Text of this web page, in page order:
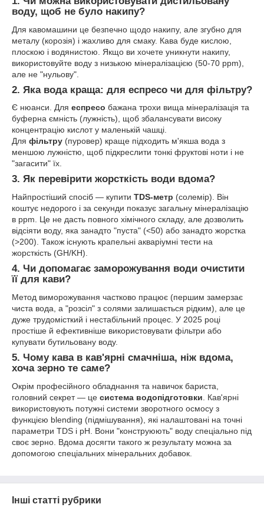
воду, щоб не було накипу?
Для кавомашини це безпечно щодо накипу, але згубно для
металу (корозія) і жахливо для смаку. Кава буде кислою,
плоскою і водянистою. Якщо ви хочете уникнути накипу,
використовуйте воду з низькою мінералізацією (50-70 ppm),
але не "нульову".
2. Яка вода краща: для еспресо чи для фільтру?
Є нюанси. Для еспресо бажана трохи вища мінералізація та
буферна ємність (лужність), щоб збалансувати високу
концентрацію кислот у маленькій чашці.
Для фільтру (пуровер) краще підходить м'якша вода з
меншою лужністю, щоб підкреслити тонкі фруктові ноти і не
"загасити" їх.
3. Як перевірити жорсткість води вдома?
Найпростіший спосіб — купити TDS-метр (солемір). Він
коштує недорого і за секунди показує загальну мінералізацію
в ppm. Це не дасть повного хімічного складу, але дозволить
відсіяти воду, яка занадто "пуста" (<50) або занадто жорстка
(>200). Також існують крапельні акваріумні тести на
жорсткість (GH/KH).
4. Чи допомагає заморожування води очистити
її для кави?
Метод виморожування частково працює (першим замерзає
чиста вода, а "розсіл" з солями залишається рідким), але це
дуже трудомісткий і нестабільний процес. У 2025 році
простіше й ефективніше використовувати фільтри або
купувати бутильовану воду.
5. Чому кава в кав'ярні смачніша, ніж вдома,
хоча зерно те саме?
Окрім професійного обладнання та навичок бариста,
головний секрет — це система водопідготовки . Кав'ярні
використовують потужні системи зворотного осмосу з
функцією blending (підмішування), які налаштовані на точні
параметри TDS і pH. Вони "конструюють" воду спеціально під
своє зерно. Вдома досягти такого ж результату можна за
допомогою спеціальних мінеральних добавок.
Інші статті рубрики